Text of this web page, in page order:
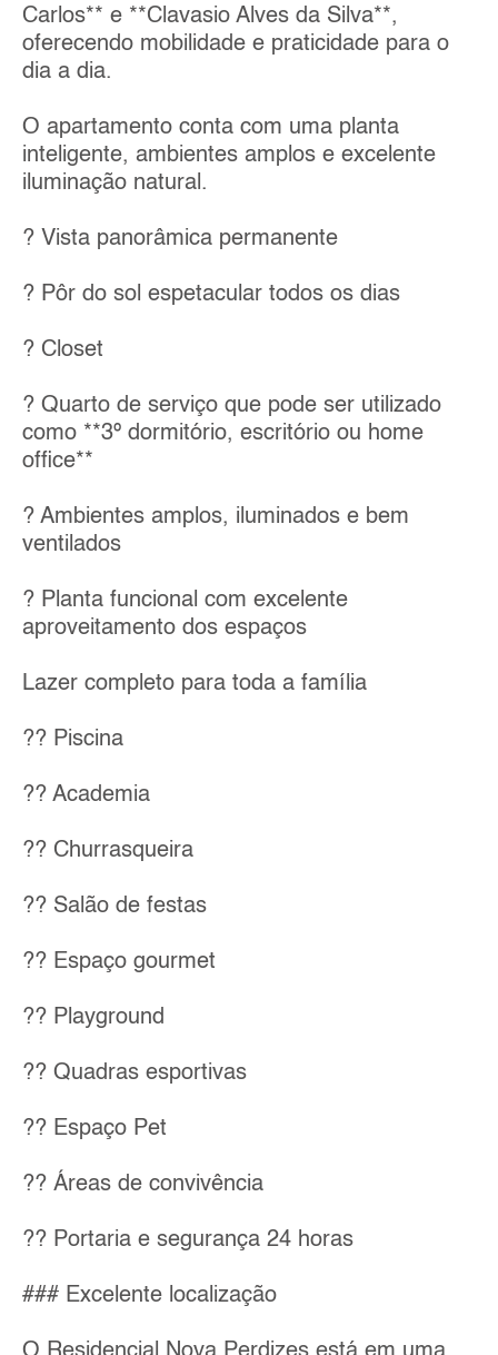
Carlos** e **Clavasio Alves da Silva**,
oferecendo mobilidade e praticidade para o
dia a dia.
O apartamento conta com uma planta
inteligente, ambientes amplos e excelente
iluminação natural.
? Vista panorâmica permanente
? Pôr do sol espetacular todos os dias
? Closet
? Quarto de serviço que pode ser utilizado
como **3º dormitório, escritório ou home
office**
? Ambientes amplos, iluminados e bem
ventilados
? Planta funcional com excelente
aproveitamento dos espaços
Lazer completo para toda a família
?? Piscina
?? Academia
?? Churrasqueira
?? Salão de festas
?? Espaço gourmet
?? Playground
?? Quadras esportivas
?? Espaço Pet
?? Áreas de convivência
?? Portaria e segurança 24 horas
### Excelente localização